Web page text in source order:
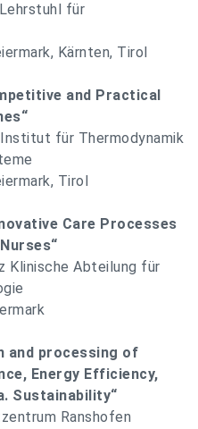
für
Kärnten, Tirol
and Practical
für Thermodynamik
Tirol
Care Processes
Klinische Abteilung für
and processing of
Energy Efficiency,
Sustainability“
Ranshofen